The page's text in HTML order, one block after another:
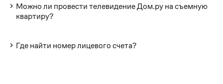
Можно ли провести телевидение Дом.ру на съемную
квартиру?
Где найти номер лицевого счета?